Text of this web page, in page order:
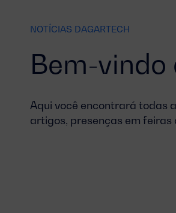
NOTÍCIAS DAGARTECH
Bem-vindo
Aqui você encontrará todas
artigos, presenças em feiras